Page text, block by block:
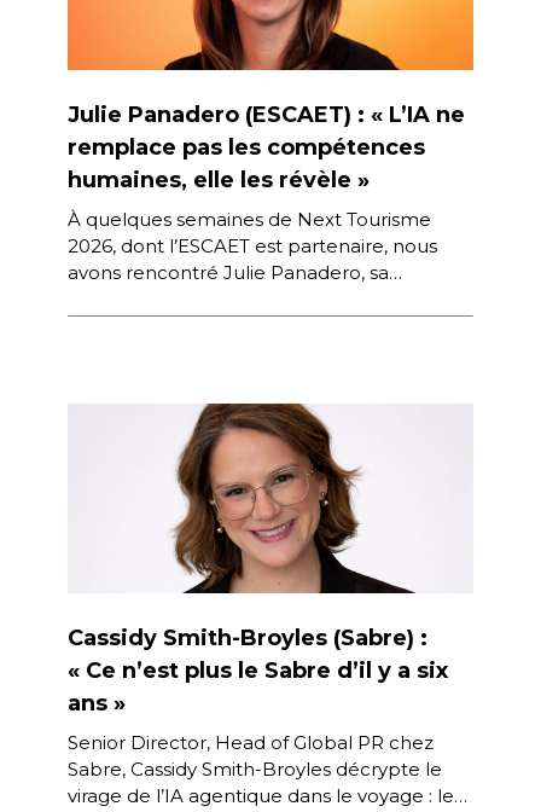
Julie Panadero (ESCAET) : « L’IA ne
remplace pas les compétences
humaines, elle les révèle »
À quelques semaines de Next Tourisme
2026, dont l’ESCAET est partenaire, nous
avons rencontré Julie Panadero, sa
Cassidy Smith-Broyles (Sabre) :
« Ce n’est plus le Sabre d’il y a six
ans »
Senior Director, Head of Global PR chez
Sabre, Cassidy Smith-Broyles décrypte le
virage de l’IA agentique dans le voyage : le